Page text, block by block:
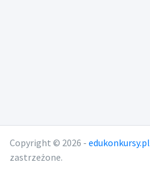
Copyright © 2026 - edukonkursy.pl
zastrzeżone.